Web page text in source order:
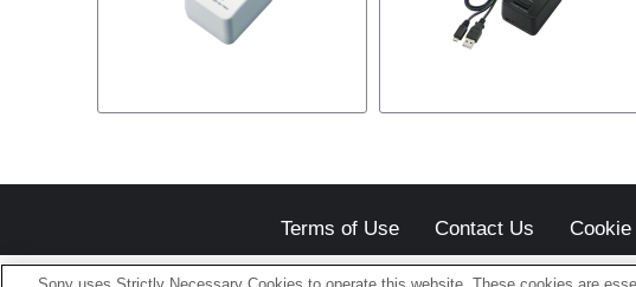
Terms of Use Contact Us